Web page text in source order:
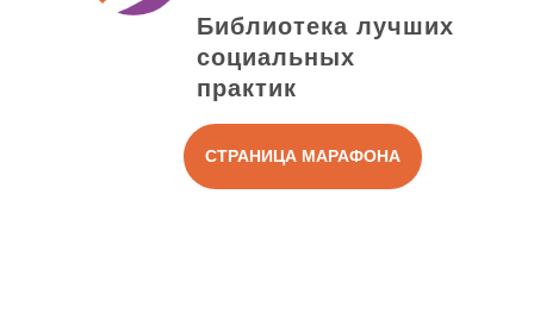
Библиотека лучших
социальных
практик
СТРАНИЦА МАРАФОНА